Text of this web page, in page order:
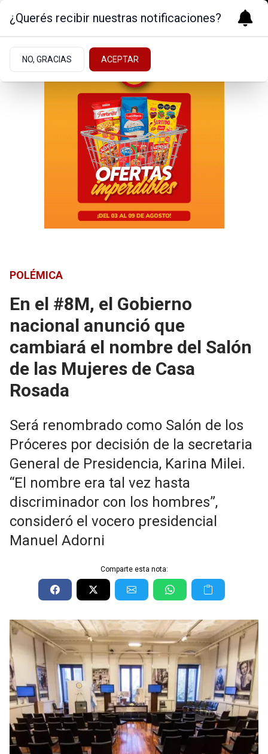
POLÉMICA
En el #8M, el Gobierno
nacional anunció que
cambiará el nombre del Salón
de las Mujeres de Casa
Rosada
Será renombrado como Salón de los
Próceres por decisión de la secretaria
General de Presidencia, Karina Milei.
“El nombre era tal vez hasta
discriminador con los hombres”,
consideró el vocero presidencial
Manuel Adorni
Comparte esta nota:
¿Querés recibir nuestras notificaciones?
NO, GRACIAS ACEPTAR